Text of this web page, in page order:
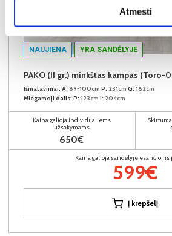
Atmesti
NAUJIENA YRA SANDĖLYJE
PAKO (II gr.) minkštas kampas (Toro-
Išmatavimai: A: 89-100cm P: 231cm G: 162cm
Miegamoji dalis: P: 123cm I: 204cm
Kaina galioja individualiems
užsakymams
650€
Kaina galioja sandėlyje esančioms
599€
Į krepšelį